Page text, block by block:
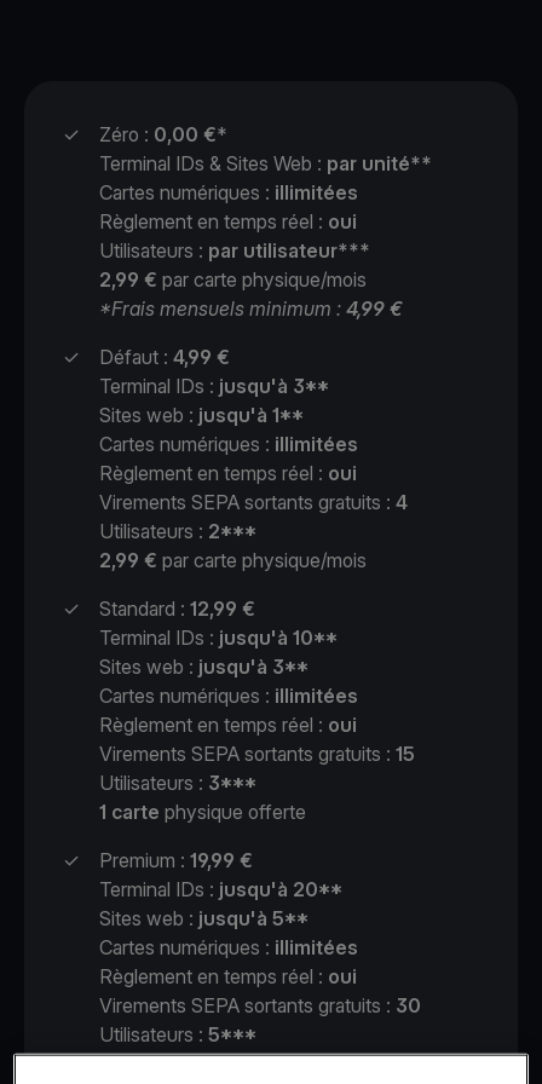
✓ Zéro : 0,00 €*
Terminal IDs & Sites Web : par unité**
Cartes numériques : illimitées
Règlement en temps réel : oui
Utilisateurs : par utilisateur***
2,99 € par carte physique/mois
*Frais mensuels minimum : 4,99 €
✓
Défaut : 4,99 €
Terminal IDs : jusqu'à 3**
Sites web : jusqu'à 1**
Cartes numériques : illimitées
Règlement en temps réel : oui
Virements SEPA sortants gratuits : 4
Utilisateurs : 2***
2,99 € par carte physique/mois
✓
Standard : 12,99 €
Terminal IDs : jusqu'à 10**
Sites web : jusqu'à 3**
Cartes numériques : illimitées
Règlement en temps réel : oui
Virements SEPA sortants gratuits : 15
Utilisateurs : 3***
1 carte physique offerte
✓
Premium : 19,99 €
Terminal IDs : jusqu'à 20**
Sites web : jusqu'à 5**
Cartes numériques : illimitées
Règlement en temps réel : oui
Virements SEPA sortants gratuits : 30
Utilisateurs : 5***
Jusqu'à 3 cartesphysiques offertes